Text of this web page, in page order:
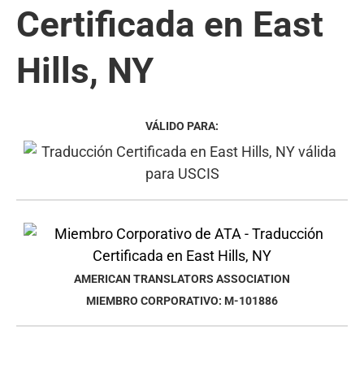
Certificada en East
Hills, NY
VÁLIDO PARA:
AMERICAN TRANSLATORS ASSOCIATION
MIEMBRO CORPORATIVO: M-101886